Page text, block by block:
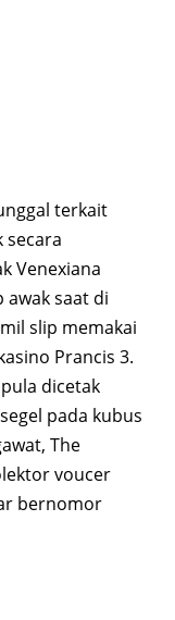
terkait
secara
Venexiana
awak saat di
slip memakai
Prancis 3.
dicetak
pada kubus
The
voucer
bernomor